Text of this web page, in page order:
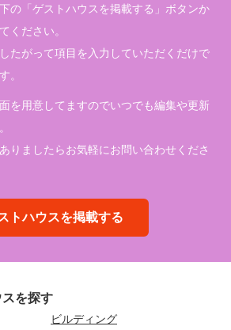
の「ゲストハウスを掲載する」ボタンか
ください。
たがって項目を入力していただくだけで
。
を用意してますのでいつでも編集や更新
りましたらお気軽にお問い合わせくださ
トハウスを掲載する
を探す
ビルディング